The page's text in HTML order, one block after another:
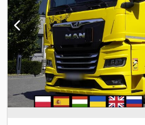
ÖSSZTÖMEG: 32 000 kg
ABRONCSMÉRET: 315/80R22,5
Chodpfxsyxi Tdj Aczoa KUBA –
SEBASTIAN – LENGYEL, NÉMET,
COSTEL – ROMÁN (Minden export
rendszámmal együtt) RADEK – ????